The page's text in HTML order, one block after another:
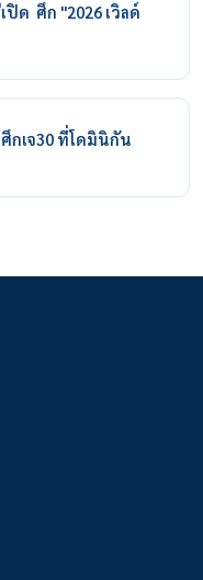
ด ศึก "2026 เวิลด์
กเจ30 ที่โดมินิกัน